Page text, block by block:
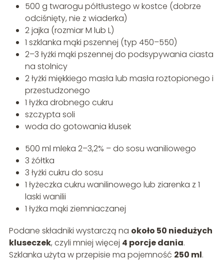
500 g twarogu półtłustego w kostce (dobrze
odciśnięty, nie z wiaderka)
2 jajka (rozmiar M lub L)
1 szklanka mąki pszennej (typ 450–550)
2–3 łyżki mąki pszennej do podsypywania ciasta
na stolnicy
2 łyżki miękkiego masła lub masła roztopionego i
przestudzonego
1 łyżka drobnego cukru
szczypta soli
woda do gotowania klusek
500 ml mleka 2–3,2% – do sosu waniliowego
3 żółtka
3 łyżki cukru do sosu
1 łyżeczka cukru wanilinowego lub ziarenka z 1
laski wanilii
1 łyżka mąki ziemniaczanej
Podane składniki wystarczą na około 50 niedużych
kluseczek, czyli mniej więcej 4 porcje dania.
Szklanka użyta w przepisie ma pojemność 250 ml.